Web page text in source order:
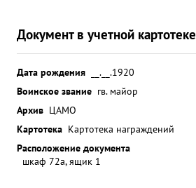
Документ в учетной картотеке
Дата рождения
__.__.1920
Воинское звание гв. майор
Архив ЦАМО
Картотека Картотека награждений
Расположение документа
шкаф 72а, ящик 1